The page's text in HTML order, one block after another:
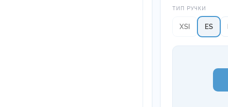
ТИП РУЧКИ
XSI ES